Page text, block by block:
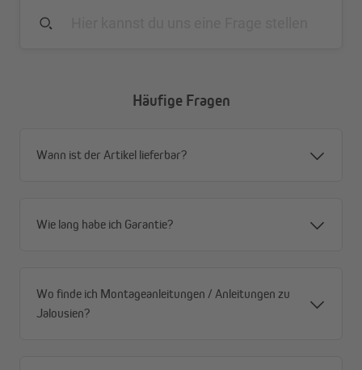
Häufige Fragen
Wann ist der Artikel lieferbar?
Wie lang habe ich Garantie?
Wo finde ich Montageanleitungen / Anleitungen zu
Jalousien?